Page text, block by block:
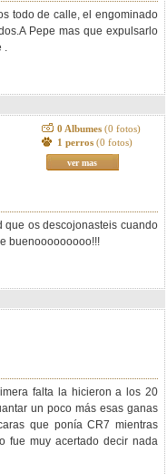
todo de calle, el engominado
Pepe mas que expulsarlo
.
0 Albumes (0 fotos)
1 perros (0 fotos)
ver mas
que os descojonasteis cuando
buenooooooooo!!!
falta la hicieron a los 20
un poco más esas ganas
que ponía CR7 mientras
fue muy acertado decir nada